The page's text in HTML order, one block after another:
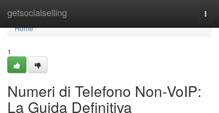
getsocialselling
Home
Home
1
Numeri di Telefono Non-VoIP:
La Guida Definitiva